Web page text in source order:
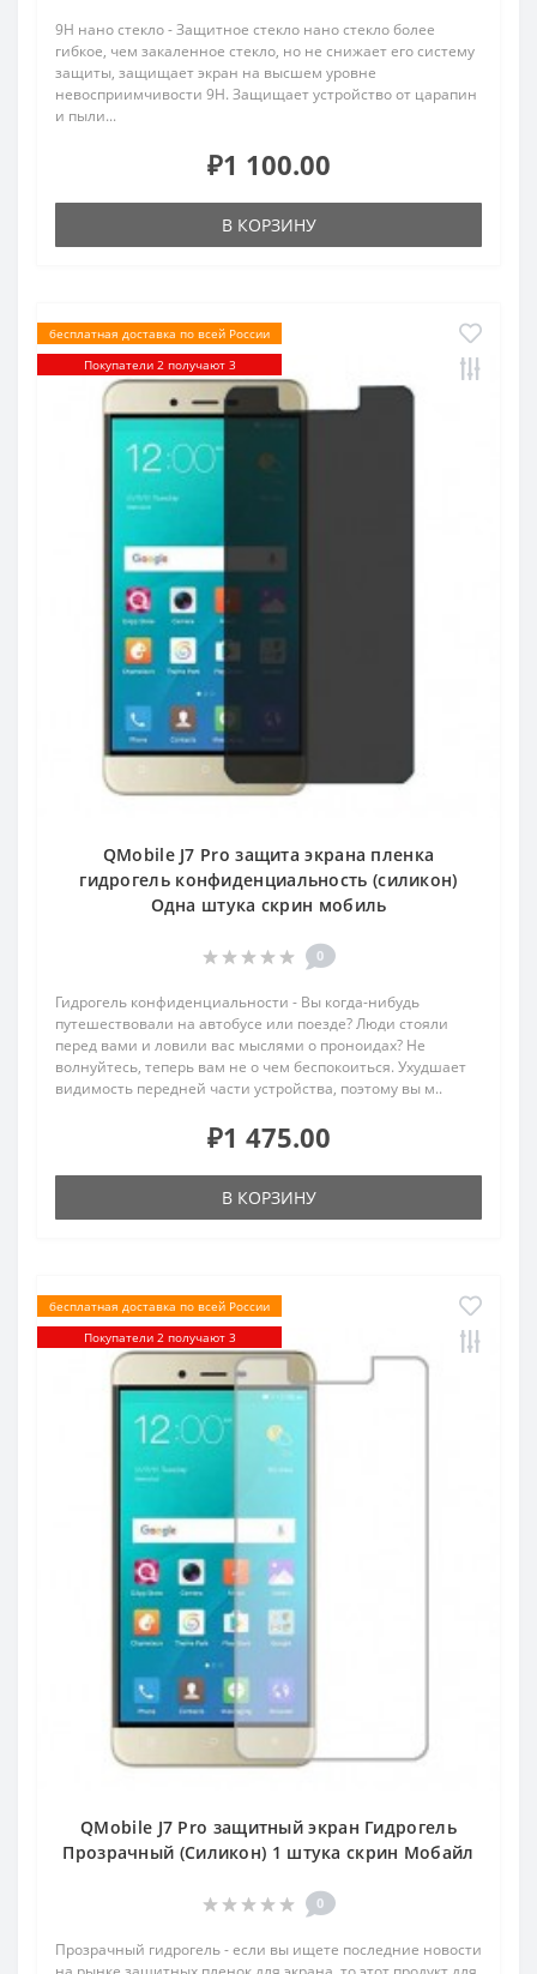
9H нано стекло - Защитное стекло нано стекло более
гибкое, чем закаленное стекло, но не снижает его систему
защиты, защищает экран на высшем уровне
невосприимчивости 9H. Защищает устройство от царапин
и пыли...
₽1 100.00
В КОРЗИНУ
бесплатная доставка по всей России
Покупатели 2 получают 3
QMobile J7 Pro защита экрана пленка
гидрогель конфиденциальность (силикон)
Одна штука скрин мобиль
0
Гидрогель конфиденциальности - Вы когда-нибудь
путешествовали на автобусе или поезде? Люди стояли
перед вами и ловили вас мыслями о проноидах? Не
волнуйтесь, теперь вам не о чем беспокоиться. Ухудшает
видимость передней части устройства, поэтому вы м..
₽1 475.00
В КОРЗИНУ
бесплатная доставка по всей России
Покупатели 2 получают 3
QMobile J7 Pro защитный экран Гидрогель
Прозрачный (Силикон) 1 штука скрин Мобайл
0
Прозрачный гидрогель - если вы ищете последние новости